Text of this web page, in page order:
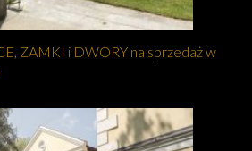
ZAMKI i DWORY na sprzedaż w